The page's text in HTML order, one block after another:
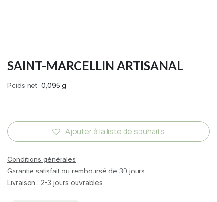
SAINT-MARCELLIN ARTISANAL
Poids net 0,095 g
Ajouter à la liste de souhaits
Conditions générales
Garantie satisfait ou remboursé de 30 jours
Livraison : 2-3 jours ouvrables